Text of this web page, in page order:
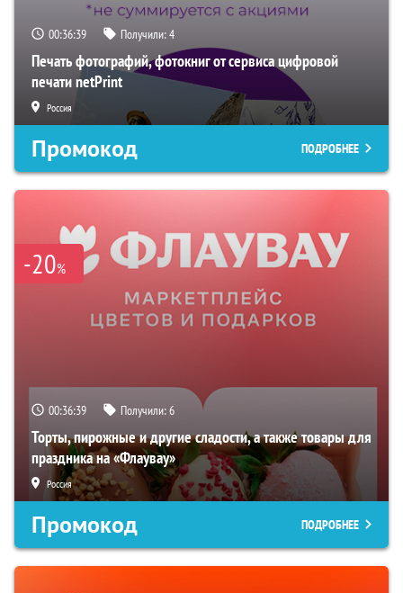
00:36:38 Получили:4
Печать фотографий, фотокниг от сервиса цифровой
печати netPrint
Россия
Промокод ПОДРОБНЕЕ
-20%
00:36:38 Получили:6
Торты, пирожные и другие сладости, а также товары для
праздника на «Флаувау»
Россия
Промокод ПОДРОБНЕЕ